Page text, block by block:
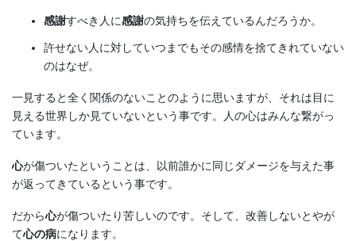
感謝すべき人に感謝の気持ちを伝えているんだろうか。
許せない人に対していつまでもその感情を捨てきれていない
のはなぜ。
一見すると全く関係のないことのように思いますが、それは目に
見える世界しか見ていないという事です。人の心はみんな繋がっ
ています。
心が傷ついたということは、以前誰かに同じダメージを与えた事
が返ってきているという事です。
だから心が傷ついたり苦しいのです。そして、改善しないとやが
て心の病になります。